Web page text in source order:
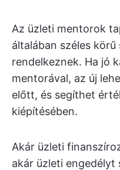
Az üzleti mentorok
általában széles
rendelkeznek. Ha jó
mentorával, az új
előtt, és segíthet
kiépítésében.
Akár üzleti
akár üzleti engedélyt